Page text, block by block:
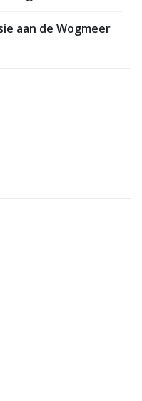
aan de Wogmeer